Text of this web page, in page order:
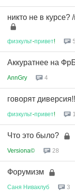
никто не в
физкульт-привет!
Аккуратнее на
AnnGry 4
говорят
физкульт-привет!
Что это было?
Versiona© 28
Форумизм
Саня Ниваклуб 3